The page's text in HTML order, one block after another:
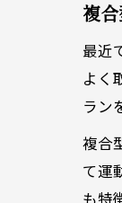
複
最近
よく
ラン
複合
て運
も特